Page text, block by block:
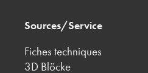
Sources/Service
Fiches techniques
3D Blöcke